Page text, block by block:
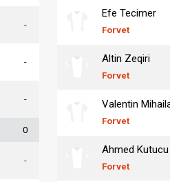
-
-
-
0
-
Efe Tecimer
Forvet
Altin Zeqiri
Forvet
Valentin
Forvet
Ahmed Kutucu
Forvet